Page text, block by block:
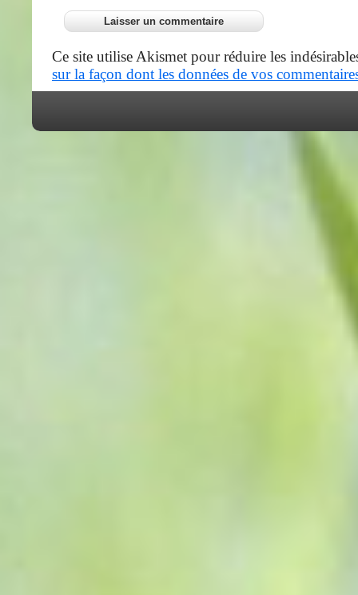
Ce site utilise Akismet pour réduire les
sur la façon dont les données de vos